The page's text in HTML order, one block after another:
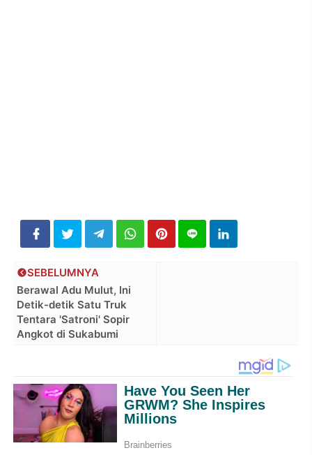
SEBELUMNYA
Berawal Adu Mulut, Ini
Detik-detik Satu Truk
Tentara 'Satroni' Sopir
Angkot di Sukabumi